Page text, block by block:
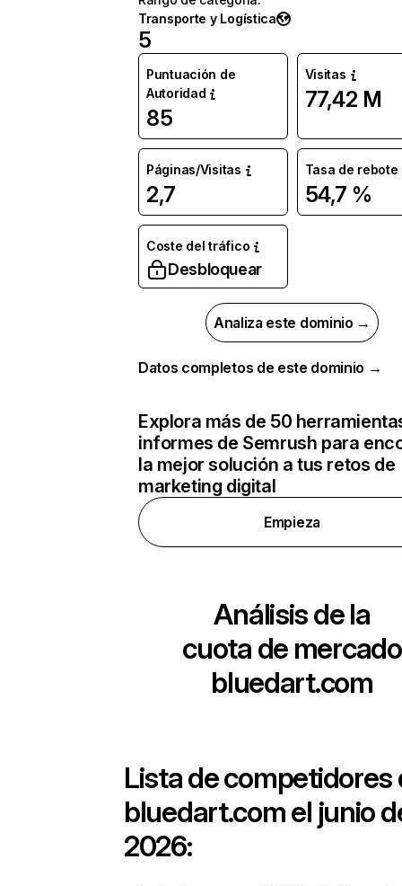
Transporte y Logística
5
Puntuación de
Autoridad
85
Visitas
77,42 M
Páginas/Visitas
2,7
Tasa de rebote
54,7 %
Coste del tráfico
Desbloquear
Analiza este dominio →
Datos completos de este dominio →
Explora más de 50
informes de Semrush para
la mejor solución a tus retos de
marketing digital
Empieza
Análisis de la
cuota de mercado
bluedart.com
Lista de competidores
bluedart.comel junio
2026: